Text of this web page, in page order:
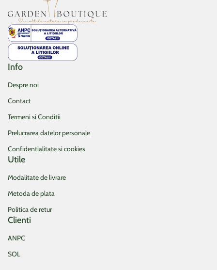
Info
Despre noi
Contact
Termeni si Conditii
Prelucrarea datelor personale
Confidentialitate si cookies
Utile
Modalitate de livrare
Metoda de plata
Politica de retur
Clienti
ANPC
SOL